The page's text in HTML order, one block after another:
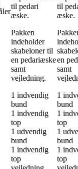
til pedari
æske.
Pakken
indeholder
skabeloner til
en pedariæske
samt
vejledning.
1 indvendig
bund
1 indvendig
top
1 udvendig
bund
1 indvendig
top
til
æske.
en
samt
1
bund
1
top
1
bund
1
top